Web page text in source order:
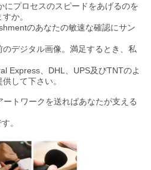
にプロセスのスピードをあげるのを
か。
のあなたの敏速な確認にサン
デジタル画像。満足するとき、私
Express、DHL、UPS及びTNTのよ
して下さい。
トワークを送ればあなたが支える
。